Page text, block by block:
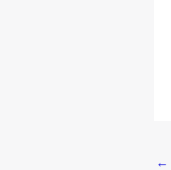
←